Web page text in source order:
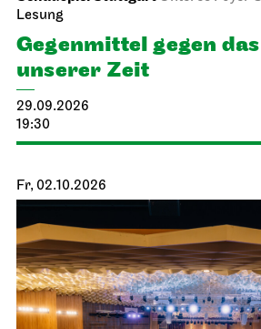
Lesung
Gegen­mittel gegen
unserer Zeit
29.09.2026
19:30
Fr, 02.10.2026